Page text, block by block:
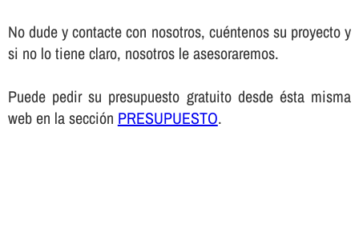
No dude y contacte con nosotros, cuéntenos su proyecto y
si no lo tiene claro, nosotros le asesoraremos.
Puede pedir su presupuesto gratuito desde ésta misma
web en la sección PRESUPUESTO.